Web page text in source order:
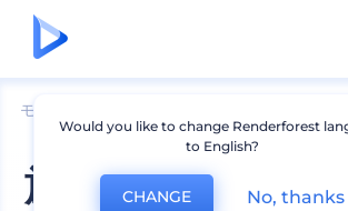
モックアップ
旅行のTシャツの
Would you like to change Renderforest
to English?
CHANGE No, thanks